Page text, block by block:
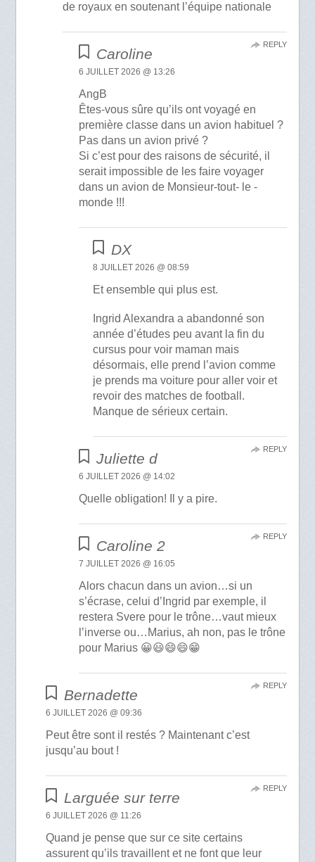
de royaux en soutenant l’équipe nationale
Caroline
6 JUILLET 2026 @ 13:26
AngB
Êtes-vous sûre qu’ils ont voyagé en
première classe dans un avion habituel ?
Pas dans un avion privé ?
Si c’est pour des raisons de sécurité, il
serait impossible de les faire voyager
dans un avion de Monsieur-tout- le -
monde !!!
REPLY
DX
8 JUILLET 2026 @ 08:59
Et ensemble qui plus est.
Ingrid Alexandra a abandonné son
année d’études peu avant la fin du
cursus pour voir maman mais
désormais, elle prend l’avion comme
je prends ma voiture pour aller voir et
revoir des matches de football.
Manque de sérieux certain.
Juliette d
6 JUILLET 2026 @ 14:02
Quelle obligation! Il y a pire.
REPLY
Caroline 2
7 JUILLET 2026 @ 16:05
Alors chacun dans un avion…si un
s’écrase, celui d’Ingrid par exemple, il
restera Svere pour le trône…vaut mieux
l’inverse ou…Marius, ah non, pas le trône
pour Marius 😀😃😄😄😁
REPLY
Bernadette
6 JUILLET 2026 @ 09:36
Peut être sont il restés ? Maintenant c’est
jusqu’au bout !
REPLY
Larguée sur terre
6 JUILLET 2026 @ 11:26
Quand je pense que sur ce site certains
assurent qu’ils travaillent et ne font que leur
REPLY